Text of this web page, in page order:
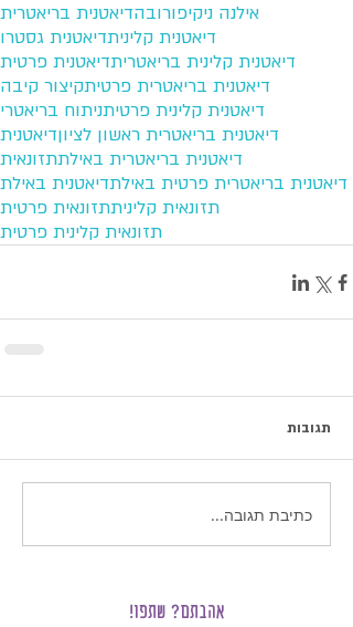
אילנה ניקיפורובהדיאטנית בריאטרית
דיאטנית קליניתדיאטנית גסטרו
דיאטנית קלינית בריאטריתדיאטנית פרטית
דיאטנית בריאטרית פרטיתקיצור קיבה
דיאטנית קלינית פרטיתניתוח בריאטרי
דיאטנית בריאטרית ראשון לציוןדיאטנית
דיאטנית בריאטרית באילתתזונאית
דיאטנית בריאטרית פרטית באילתדיאטנית באילת
תזונאית קליניתתזונאית פרטית
תזונאית קלינית פרטית
תגובות
כתיבת תגובה...
אהבתם? שתפו!